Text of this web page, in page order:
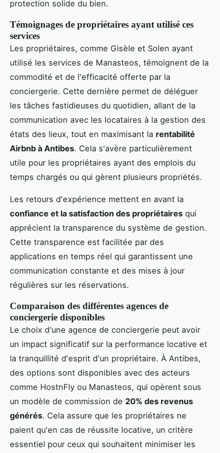
protection solide du bien.
Témoignages de propriétaires ayant utilisé ces
services
Les propriétaires, comme Gisèle et Solen ayant
utilisé les services de Manasteos, témoignent de la
commodité et de l'efficacité offerte par la
conciergerie. Cette dernière permet de déléguer
les tâches fastidieuses du quotidien, allant de la
communication avec les locataires à la gestion des
états des lieux, tout en maximisant la rentabilité
Airbnb à Antibes. Cela s'avère particulièrement
utile pour les propriétaires ayant des emplois du
temps chargés ou qui gèrent plusieurs propriétés.
Les retours d'expérience mettent en avant la
confiance et la satisfaction des propriétaires qui
apprécient la transparence du système de gestion.
Cette transparence est facilitée par des
applications en temps réel qui garantissent une
communication constante et des mises à jour
régulières sur les réservations.
Comparaison des différentes agences de
conciergerie disponibles
Le choix d'une agence de conciergerie peut avoir
un impact significatif sur la performance locative et
la tranquillité d'esprit d'un propriétaire. À Antibes,
des options sont disponibles avec des acteurs
comme HostnFly ou Manasteos, qui opèrent sous
un modèle de commission de 20% des revenus
générés. Cela assure que les propriétaires ne
paient qu'en cas de réussite locative, un critère
essentiel pour ceux qui souhaitent minimiser les